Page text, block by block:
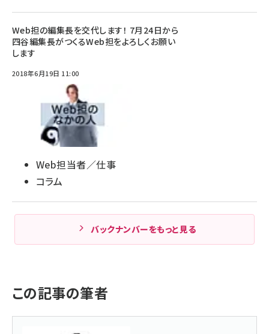
Web担の編集長を交代します！ 7月24日から
四谷編集長がつくるWeb担をよろしくお願い
します
2018年6月19日 11:00
Web担当者／仕事
コラム
バックナンバーをもっと見る
この記事の筆者